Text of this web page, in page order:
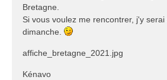
Bretagne.
Si vous voulez me rencontrer, j'y
dimanche.
affiche_bretagne_2021.jpg
Kénavo